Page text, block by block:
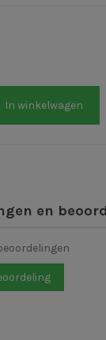
In winkelwagen
en